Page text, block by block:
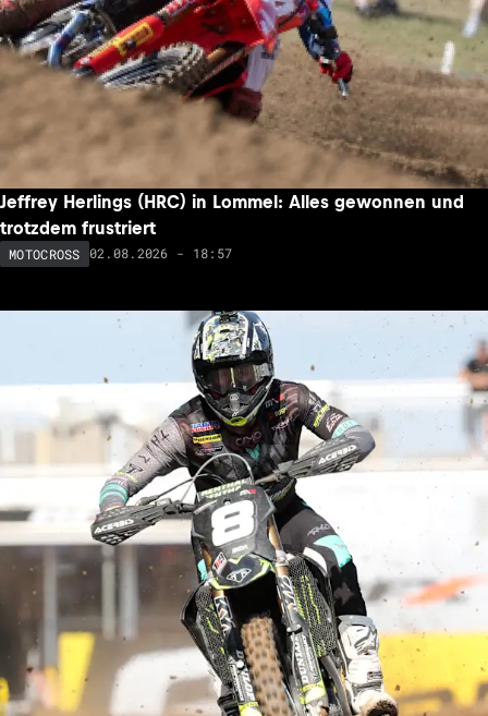
Jeffrey Herlings (HRC) in Lommel: Alles gewonnen und
trotzdem frustriert
MOTOCROSS 02.08.2026 - 18:57